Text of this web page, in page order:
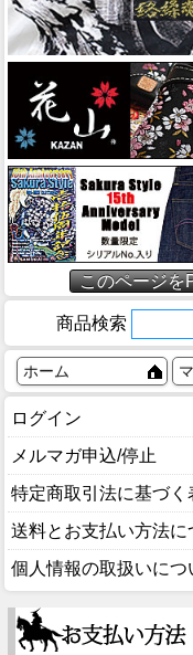
このページを
商品検索
ホーム
ログイン
メルマガ申込/停止
特定商取引法に基づく
送料とお支払い方法に
個人情報の取扱いにつ